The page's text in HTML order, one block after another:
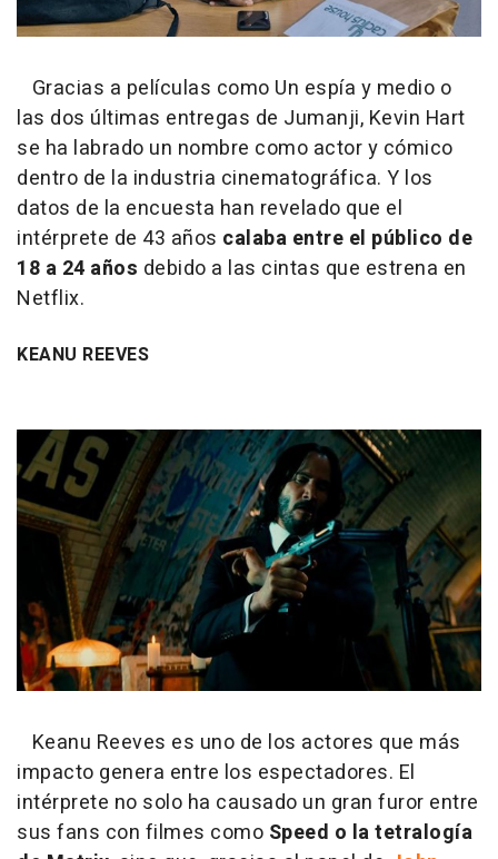
Gracias a películas como Un espía y medio o
las dos últimas entregas de Jumanji, Kevin Hart
se ha labrado un nombre como actor y cómico
dentro de la industria cinematográfica. Y los
datos de la encuesta han revelado que el
intérprete de 43 años calaba entre el público de
18 a 24 años debido a las cintas que estrena en
Netflix.
KEANU REEVES
Keanu Reeves es uno de los actores que más
impacto genera entre los espectadores. El
intérprete no solo ha causado un gran furor entre
sus fans con filmes como Speed o la tetralogía